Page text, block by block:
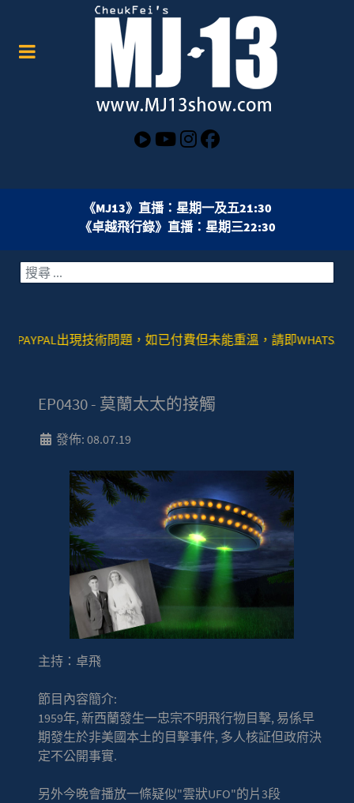
《MJ13》直播：星期一及五21:30
《卓越飛行錄》直播：星期三22:30
搜索
出現技術問題，如已付費但未能重溫，請即WHATSAPP或者
EP0430 - 莫蘭太太的接觸
發佈: 08.07.19
主持：卓飛
節目內容簡介:
1959年, 新西蘭發生一忠宗不明飛行物目擊, 易係早
期發生於非美國本土的目擊事件, 多人核証但政府決
定不公開事實.
另外今晚會播放一條疑似"雲狀UFO"的片3段